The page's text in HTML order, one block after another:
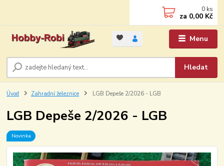
Menu
Hledat
0 ks
za 0,00 Kč
Úvod Zahradní železnice LGB Depeše 2/2026 - LGB
LGB Depeše 2/2026 - LGB
Novinka